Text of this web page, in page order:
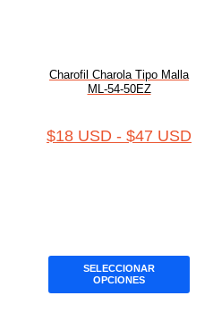
Charofil Charola Tipo Malla
ML-54-50EZ
$18 USD - $47 USD
SELECCIONAR
OPCIONES